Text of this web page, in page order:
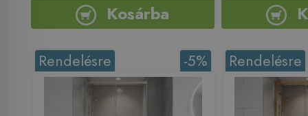
Kosárba
-5%
Rendelésre Rendelésre